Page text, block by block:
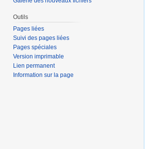
Outils
Pages liées
Suivi des pages liées
Pages spéciales
Version imprimable
Lien permanent
Information sur la page